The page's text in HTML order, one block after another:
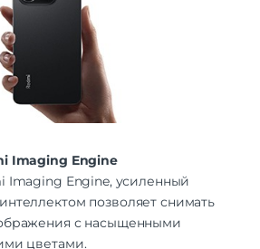
Imaging Engine
Imaging Engine, усиленный
позволяет снимать
с насыщенными
цветами.